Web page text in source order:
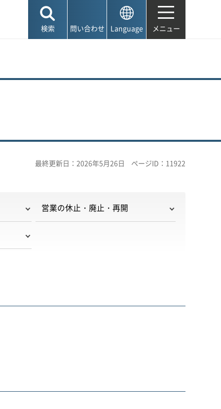
検索 問い合わせ Language メニュー
最終更新日：2026年5月26日 ページID：11922
営業の休止・廃止・再開